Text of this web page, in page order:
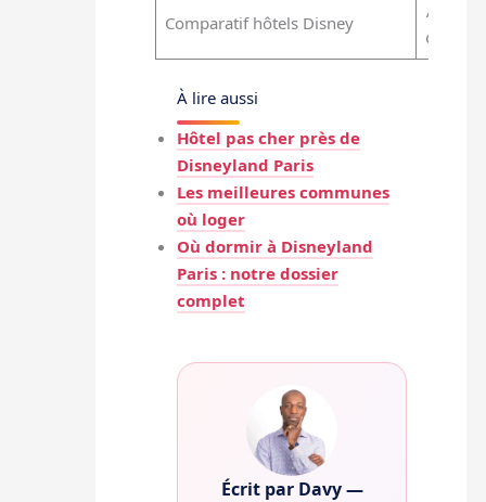
Comparatif hôtels Disney
/
À lire aussi
Hôtel pas cher près de
Disneyland Paris
Les meilleures communes
où loger
Où dormir à Disneyland
Paris : notre dossier
complet
Écrit par Davy —